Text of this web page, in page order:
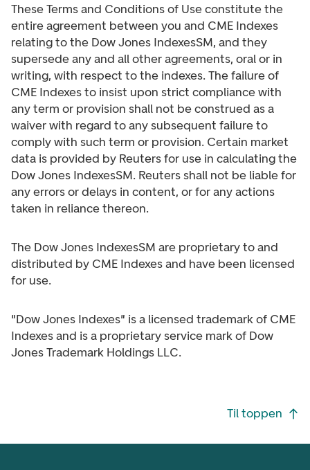
These Terms and Conditions of Use constitute the
entire agreement between you and CME Indexes
relating to the Dow Jones IndexesSM, and they
supersede any and all other agreements, oral or in
writing, with respect to the indexes. The failure of
CME Indexes to insist upon strict compliance with
any term or provision shall not be construed as a
waiver with regard to any subsequent failure to
comply with such term or provision. Certain market
data is provided by Reuters for use in calculating the
Dow Jones IndexesSM. Reuters shall not be liable for
any errors or delays in content, or for any actions
taken in reliance thereon.
The Dow Jones IndexesSM are proprietary to and
distributed by CME Indexes and have been licensed
for use.
"Dow Jones Indexes" is a licensed trademark of CME
Indexes and is a proprietary service mark of Dow
Jones Trademark Holdings LLC.
Til toppen